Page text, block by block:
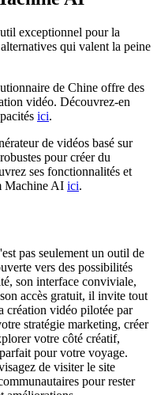
exceptionnel pour la
qui valent la peine
de Chine offre des
vidéo. Découvrez-en
ici.
de vidéos basé sur
pour créer du
ses fonctionnalités et
Machine AI ici.
pas seulement un outil de
vers des possibilités
son interface conviviale,
accès gratuit, il invite tout
création vidéo pilotée par
stratégie marketing, créer
votre côté créatif,
pour votre voyage.
de visiter le site
pour rester